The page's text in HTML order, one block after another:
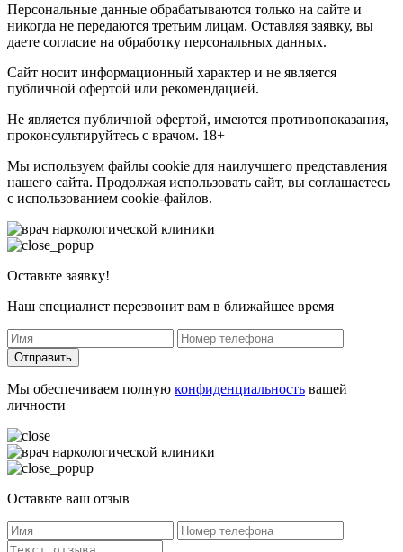
Персональные данные обрабатываются только на сайте и
никогда не передаются третьим лицам. Оставляя заявку, вы
даете согласие на обработку персональных данных.
Сайт носит информационный характер и не является
публичной офертой или рекомендацией.
Не является публичной офертой, имеются противопоказания,
проконсультируйтесь с врачом. 18+
Мы используем файлы cookie для наилучшего представления
нашего сайта. Продолжая использовать сайт, вы соглашаетесь
с использованием cookie-файлов.
Оставьте заявку!
Наш специалист перезвонит вам в ближайшее время
Отправить
Мы обеспечиваем полную конфиденциальность вашей
личности
Оставьте ваш отзыв